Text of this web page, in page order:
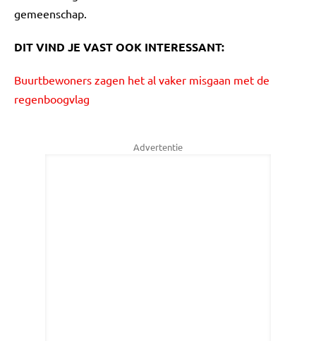
gemeenschap.
DIT VIND JE VAST OOK INTERESSANT:
Buurtbewoners zagen het al vaker misgaan met de
regenboogvlag
Advertentie